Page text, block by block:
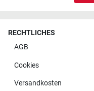
RECHTLICHES
AGB
Cookies
Versandkosten